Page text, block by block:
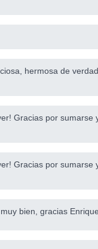
hermosa de
Gracias por
Gracias por
bien, gracias